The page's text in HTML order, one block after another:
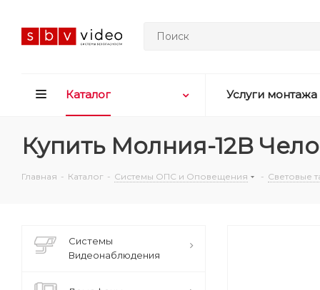
Каталог Услуги монтажа
Купить Молния-12В
Главная - Каталог - Системы ОПС и Оповещения - Световые
Системы
Видеонаблюдения